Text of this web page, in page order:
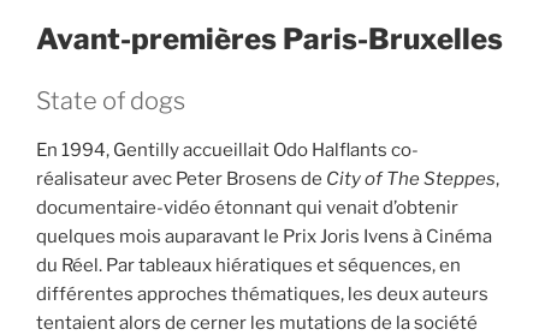
Avant-premières Paris-Bruxelles
State of dogs
En 1994, Gentilly accueillait Odo Halflants co-
réalisateur avec Peter Brosens de City of The Steppes,
documentaire-vidéo étonnant qui venait d’obtenir
quelques mois auparavant le Prix Joris Ivens à Cinéma
du Réel. Par tableaux hiératiques et séquences, en
différentes approches thématiques, les deux auteurs
tentaient alors de cerner les mutations de la société